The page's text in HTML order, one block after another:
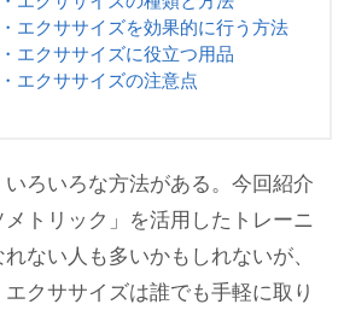
エクササイズを効果的に行う方法
エクササイズに役立つ用品
エクササイズの注意点
いろいろな方法がある。今回紹介
トリック」を活用したトレーニ
ない人も多いかもしれないが、
クササイズは誰でも手軽に取り